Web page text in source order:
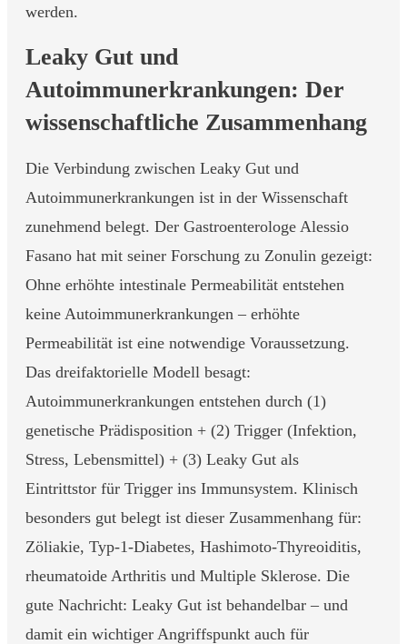
werden.
Leaky Gut und
Autoimmunerkrankungen: Der
wissenschaftliche Zusammenhang
Die Verbindung zwischen Leaky Gut und
Autoimmunerkrankungen ist in der Wissenschaft
zunehmend belegt. Der Gastroenterologe Alessio
Fasano hat mit seiner Forschung zu Zonulin gezeigt:
Ohne erhöhte intestinale Permeabilität entstehen
keine Autoimmunerkrankungen – erhöhte
Permeabilität ist eine notwendige Voraussetzung.
Das dreifaktorielle Modell besagt:
Autoimmunerkrankungen entstehen durch (1)
genetische Prädisposition + (2) Trigger (Infektion,
Stress, Lebensmittel) + (3) Leaky Gut als
Eintrittstor für Trigger ins Immunsystem. Klinisch
besonders gut belegt ist dieser Zusammenhang für:
Zöliakie, Typ-1-Diabetes, Hashimoto-Thyreoiditis,
rheumatoide Arthritis und Multiple Sklerose. Die
gute Nachricht: Leaky Gut ist behandelbar – und
damit ein wichtiger Angriffspunkt auch für